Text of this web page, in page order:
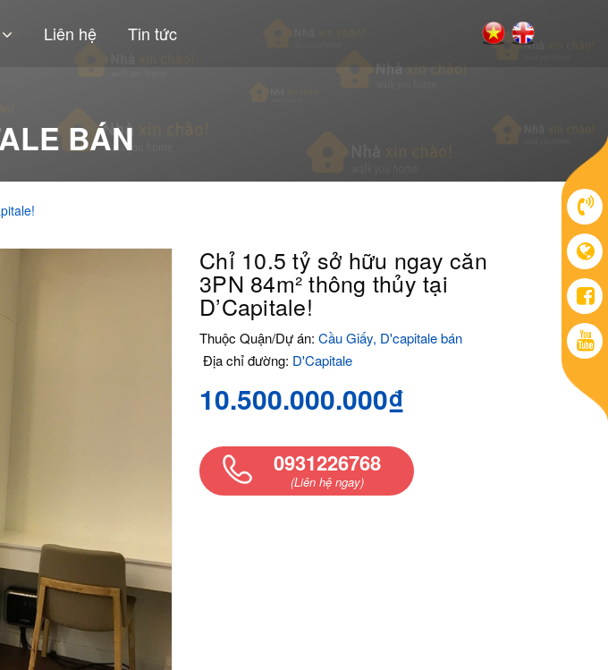
Liên hệ Tin tức
BÁN
Chỉ 10.5 tỷ sở hữu ngay căn
3PN 84m² thông thủy tại
D’Capitale!
Thuộc Quận/Dự án: Cầu Giấy, D'capitale bán
Địa chỉ đường: D'Capitale
10.500.000.000₫
0931226768
(Liên hệ ngay)